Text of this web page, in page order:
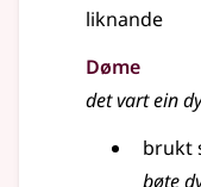
liknande
Døme
det vart ein
brukt
bøte